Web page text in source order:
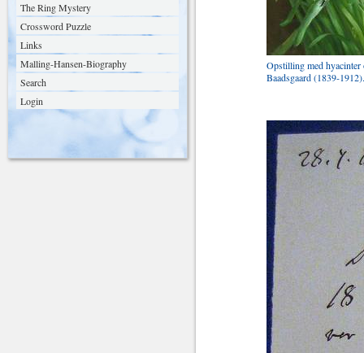
The Ring Mystery
Crossword Puzzle
Links
Malling-Hansen-Biography
Search
Login
Opstilling med
Baadsgaard (1839-1912).